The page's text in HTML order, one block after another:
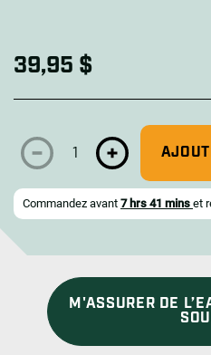
39,95 $
Commandez avant 7 hrs 41 mins et
M'ASSURER DE